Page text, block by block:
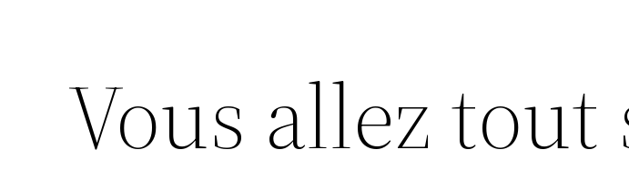
Vous allez tout